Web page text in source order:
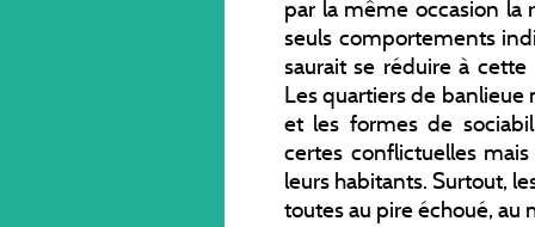
par la même occasion la
seuls comportements
saurait se réduire à
Les quartiers de
et les formes de
certes conflictuelles
leurs habitants. Surtout,
toutes au pire échoué, au